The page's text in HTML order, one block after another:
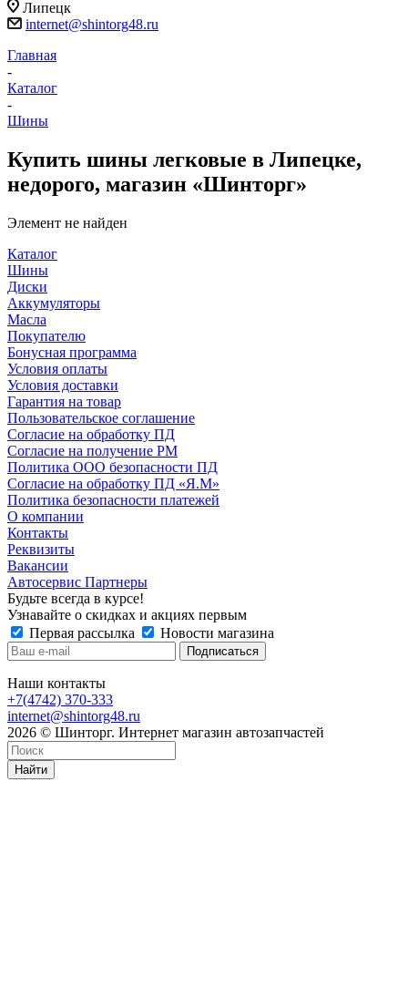
Липецк
internet@shintorg48.ru
Главная
-
Каталог
-
Шины
Купить шины легковые в Липецке,
недорого, магазин «Шинторг»
Элемент не найден
Каталог
Шины
Диски
Аккумуляторы
Масла
Покупателю
Бонусная программа
Условия оплаты
Условия доставки
Гарантия на товар
Пользовательское соглашение
Согласие на обработку ПД
Согласие на получение РМ
Политика ООО безопасности ПД
Согласие на обработку ПД «Я.М»
Политика безопасности платежей
О компании
Контакты
Реквизиты
Вакансии
Автосервис Партнеры
Будьте всегда в курсе!
Узнавайте о скидках и акциях первым
Первая рассылка
Новости магазина
Наши контакты
+7(4742) 370-333
internet@shintorg48.ru
2026 © Шинторг. Интернет магазин автозапчастей
Найти